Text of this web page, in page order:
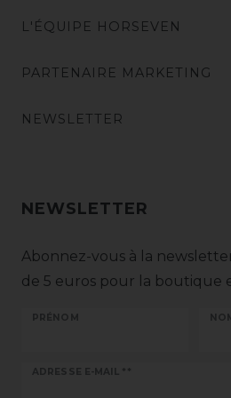
L'ÉQUIPE HORSEVEN
PARTENAIRE MARKETING
NEWSLETTER
NEWSLETTER
Abonnez-vous à la
de 5 euros pour la boutique
PRÉNOM
ADRESSE E-MAIL **